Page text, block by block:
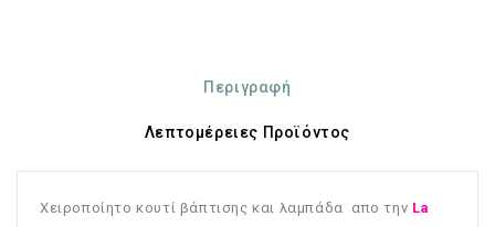
Περιγραφή
Λεπτομέρειες Προϊόντος
Χειροποίητο κουτί βάπτισης και λαμπάδα απο την La